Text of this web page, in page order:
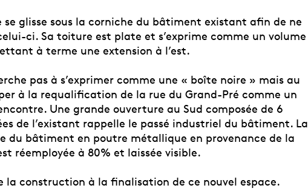
se glisse sous la corniche du bâtiment existant afin de ne
ci. Sa toiture est plate et s’exprime comme un volume
à terme une extension à l’est.
pas à s’exprimer comme une « boîte noire » mais au
à la requalification de la rue du Grand-Pré comme un
Une grande ouverture au Sud composée de 6
de l’existant rappelle le passé industriel du bâtiment. La
du bâtiment en poutre métallique en provenance de la
réemployée à 80% et laissée visible.
la construction à la finalisation de ce nouvel espace.